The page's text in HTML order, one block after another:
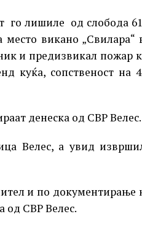
го лишиле од слобода
викано „Свилара“
и предизвикал пожар
куќа, сопственост на
денеска од СВР Велес.
Велес, а увид
и по документирање
од СВР Велес.